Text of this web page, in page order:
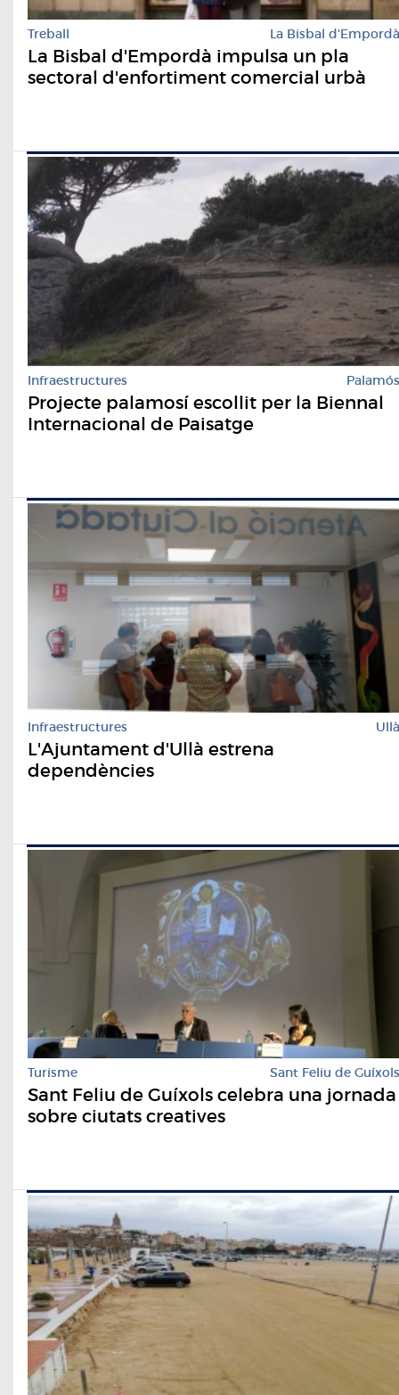
Treball La Bisbal d'Empordà
La Bisbal d'Empordà impulsa un pla
sectoral d'enfortiment comercial urbà
Infraestructures Palamós
Projecte palamosí escollit per la Biennal
Internacional de Paisatge
Infraestructures Ullà
L'Ajuntament d'Ullà estrena
dependències
Turisme Sant Feliu de Guíxols
Sant Feliu de Guíxols celebra una jornada
sobre ciutats creatives